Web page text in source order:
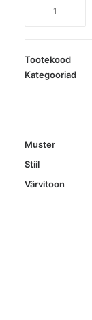
kogus
Tootekood
Kategooriad
Muster
Stiil
Värvitoon